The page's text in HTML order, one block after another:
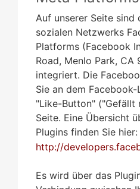
Auf unserer Seite sind
sozialen Netzwerks
Platforms (Facebook
Road, Menlo Park, CA
integriert. Die
Sie an dem
"Like-Button" ("Gefällt
Seite. Eine Übersicht
Plugins finden Sie hier:
http://
Es wird über das